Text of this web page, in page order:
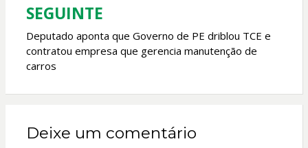
SEGUINTE
Deputado aponta que Governo de PE driblou TCE e
contratou empresa que gerencia manutenção de
carros
Deixe um comentário